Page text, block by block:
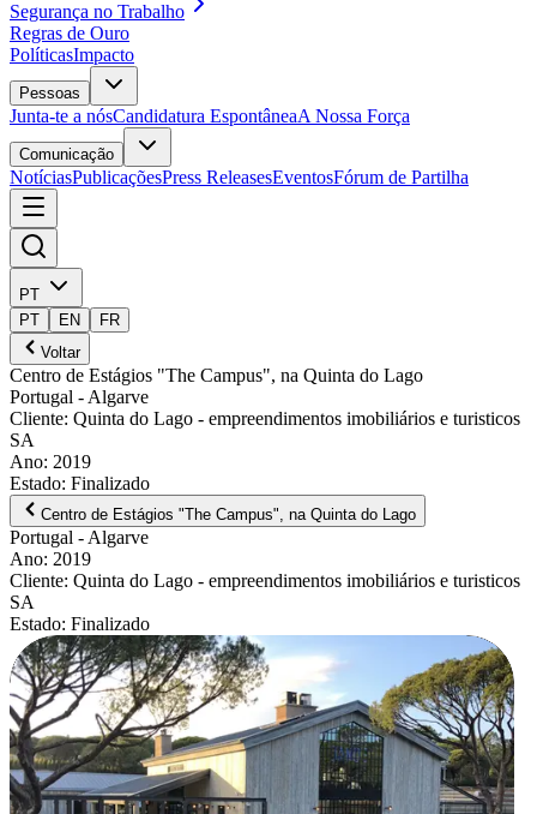
Segurança no Trabalho
Regras de Ouro
PolíticasImpacto
Pessoas
Junta-te a nósCandidatura EspontâneaA Nossa Força
Comunicação
NotíciasPublicaçõesPress ReleasesEventosFórum de Partilha
PT
PT
EN
FR
Voltar
Centro de Estágios "The Campus", na Quinta do Lago
Portugal - Algarve
Cliente: Quinta do Lago - empreendimentos imobiliários e turisticos
SA
Ano: 2019
Estado: Finalizado
Centro de Estágios "The Campus", na Quinta do Lago
Portugal - Algarve
Ano: 2019
Cliente: Quinta do Lago - empreendimentos imobiliários e turisticos
SA
Estado: Finalizado